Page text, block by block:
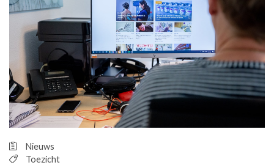
OPINIE
HUISARTSENPOST
PRAKTIJKZAKEN
TARIEVEN
VPHUISARTSEN
MEDISCHE VAKHANDEL
INLOGGEN
Nieuws
Toezicht